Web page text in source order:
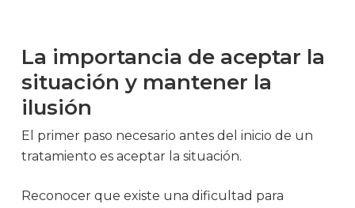
La importancia de aceptar la
situación y mantener la
ilusión
El primer paso necesario antes del inicio de un
tratamiento es aceptar la situación.
Reconocer que existe una dificultad para